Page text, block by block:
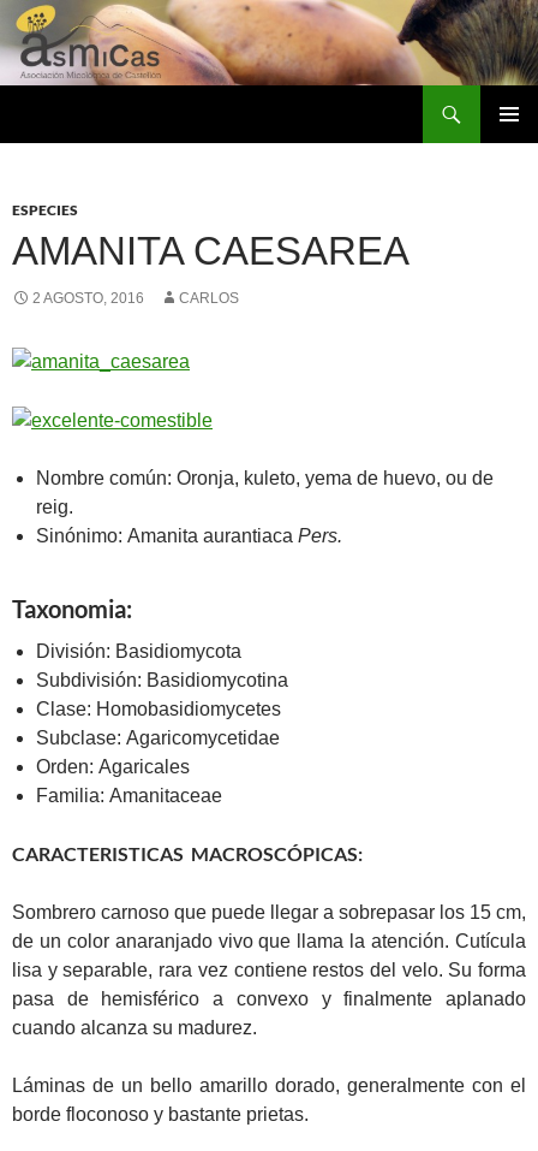
Saltar
al
contenido
ESPECIES
AMANITA CAESAREA
2 AGOSTO, 2016 CARLOS
Nombre común: Oronja, kuleto, yema de huevo, ou de
reig.
Sinónimo: Amanita aurantiaca Pers.
Taxonomia:
División: Basidiomycota
Subdivisión: Basidiomycotina
Clase: Homobasidiomycetes
Subclase: Agaricomycetidae
Orden: Agaricales
Familia: Amanitaceae
CARACTERISTICAS MACROSCÓPICAS:
Sombrero carnoso que puede llegar a sobrepasar los 15 cm,
de un color anaranjado vivo que llama la atención. Cutícula
lisa y separable, rara vez contiene restos del velo. Su forma
pasa de hemisférico a convexo y finalmente aplanado
cuando alcanza su madurez.
Láminas de un bello amarillo dorado, generalmente con el
borde floconoso y bastante prietas.